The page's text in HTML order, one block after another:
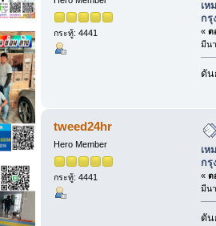
กระทู้: 4441
เห
กรุ
« ต
มีน
ดัน
tweed24hr
Hero Member
กระทู้: 4441
เห
กรุ
« ต
มีน
ดัน